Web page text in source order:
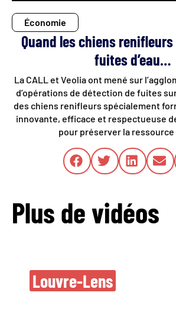
Économie
Quand les chiens
fuites d’eau…
La CALL et Veolia ont mené sur
d’opérations de détection de fuites
des chiens renifleurs spécialement
innovante, efficace et respectueuse
pour préserver la ressource
Plus de vidéos
Nouvelles oeuvres
Louvre-Lens